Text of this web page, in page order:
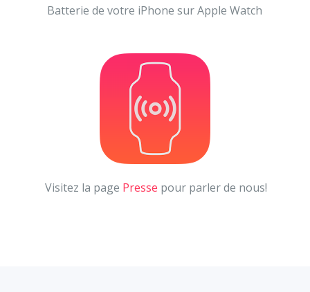
Batterie de votre iPhone sur Apple Watch
Visitez la page Presse pour parler de nous!